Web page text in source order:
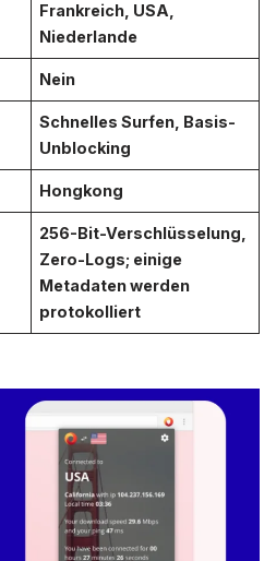
Frankreich, USA,
Niederlande
Nein
Schnelles Surfen, Basis-
Unblocking
Hongkong
256-Bit-Verschlüsselung,
Zero-Logs; einige
Metadaten werden
protokolliert